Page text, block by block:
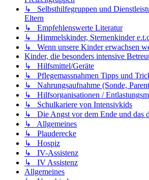
↳ Selbsthilfegruppen und
Eltern
↳ Empfehlenswerte Literatur
↳ Himmelskinder, Sternenkinder
↳ Wenn unsere Kinder erwachsen
Kinder, die besonders intensive
↳ Hilfsmittel/Geräte
↳ Pflegemassnahmen Tipps und
↳ Nahrungsaufnahme (Sonde,
↳ Hilfsorganisationen /
↳ Schulkariere von Intensivkids
↳ Die Angst vor dem Ende und das
↳ Allgemeines
↳ Plauderecke
↳ Hospiz
↳ IV-Assistenz
↳ IV Assistenz
Allgemeines